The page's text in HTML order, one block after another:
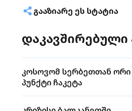
ᲒᲐᲐᲖᲘᲐᲠᲔ ᲔᲡ ᲡᲢᲐᲢᲘᲐ
დაკავშირებული
კოსოვომ სერბეთთან
პუნქტი ჩაკეტა